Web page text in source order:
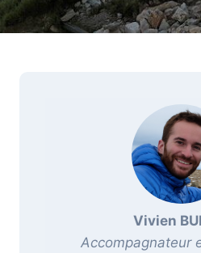
Vivien
Accompagnateur